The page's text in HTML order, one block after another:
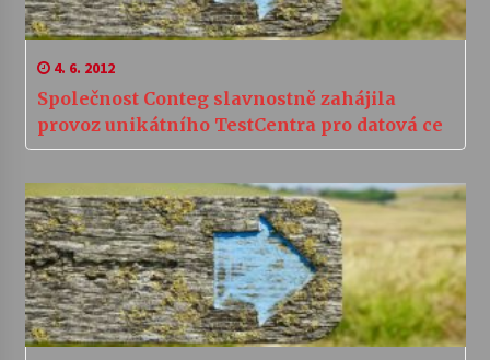
4. 6. 2012
Společnost Conteg slavnostně zahájila
provoz unikátního TestCentra pro datová ce